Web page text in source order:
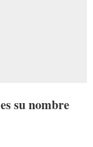
su nombre